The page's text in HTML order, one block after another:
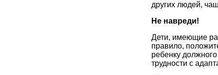
других людей,
Не навреди!
Дети, имеющие
правило,
ребенку
трудности с